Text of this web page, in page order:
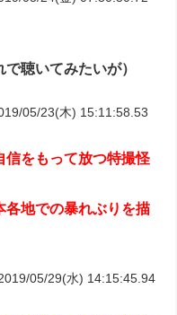
聴いてみたいが）
05/23(木) 15:11:58.53
信をもって放つ特撮怪
各地での暴れぶりを描
2019/05/29(水) 14:15:45.94